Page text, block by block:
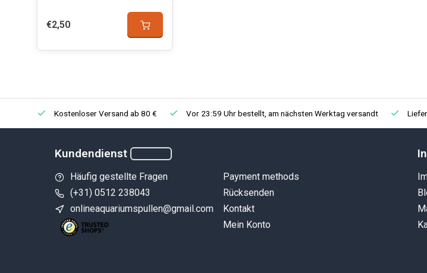
€2,50
Kostenloser Versand ab 80 € Vor 23:59 Uhr bestellt, am nächsten Werktag versandt
Kundendienst
Häufig gestellte Fragen
(+31) 0512 238043
onlineaquariumspullen@gmail.com
Payment methods
Rücksenden
Kontakt
Mein Konto